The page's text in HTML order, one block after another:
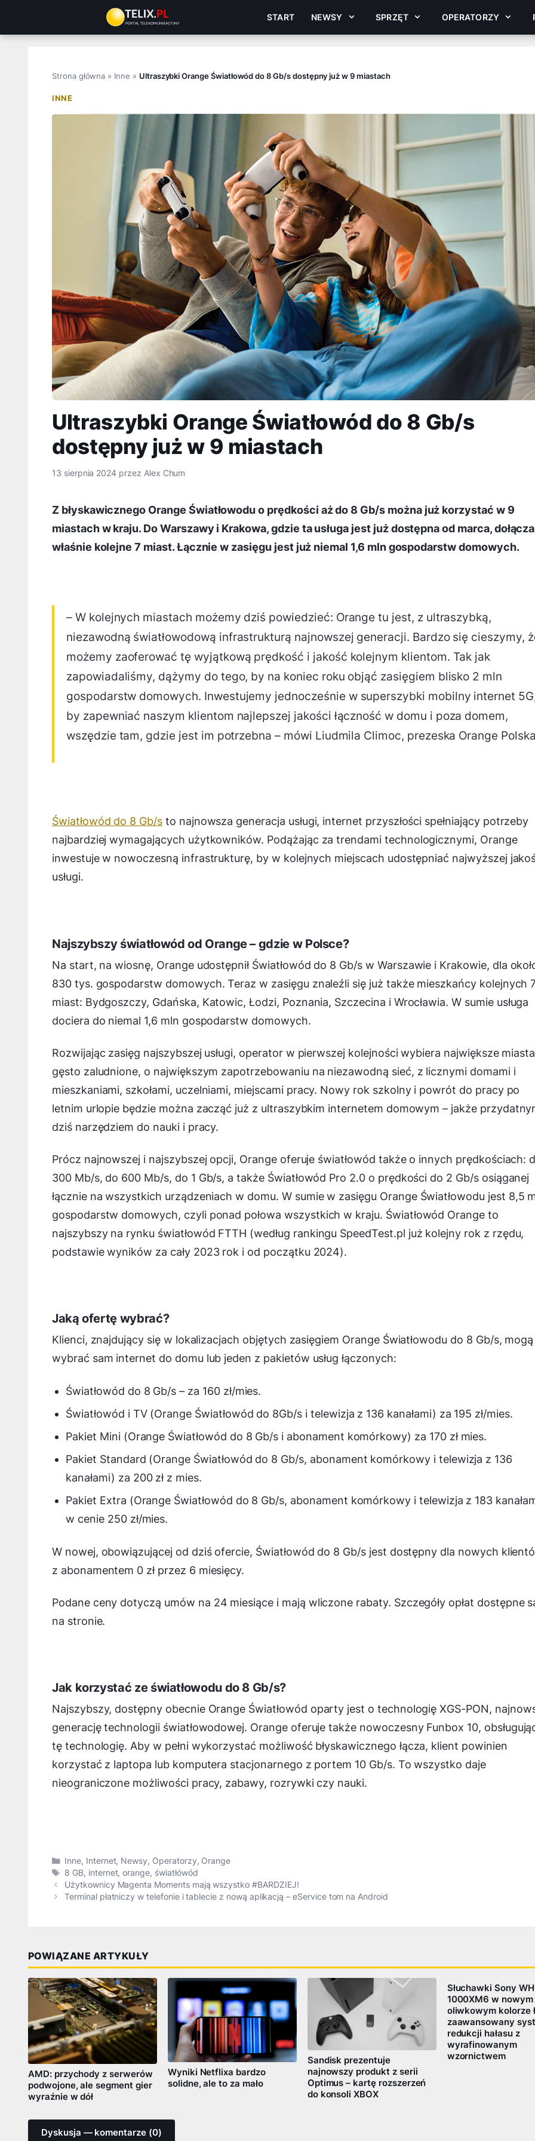
treści
START NEWSY SPRZĘT OPERATORZY
Strona główna » Inne » Ultraszybki Orange Światłowód do 8 Gb/s dostępny już w 9 miastach
INNE
Ultraszybki Orange Światłowód do 8 Gb/s
dostępny już w 9 miastach
13 sierpnia 2024 przez Alex Chum
Z błyskawicznego Orange Światłowodu o prędkości aż do 8 Gb/s można już korzystać w 9
miastach w kraju. Do Warszawy i Krakowa, gdzie ta usługa jest już dostępna od marca, dołącza
właśnie kolejne 7 miast. Łącznie w zasięgu jest już niemal 1,6 mln gospodarstw domowych.
– W kolejnych miastach możemy dziś powiedzieć: Orange tu jest, z ultraszybką,
niezawodną światłowodową infrastrukturą najnowszej generacji. Bardzo się cieszymy,
możemy zaoferować tę wyjątkową prędkość i jakość kolejnym klientom. Tak jak
zapowiadaliśmy, dążymy do tego, by na koniec roku objąć zasięgiem blisko 2 mln
gospodarstw domowych. Inwestujemy jednocześnie w superszybki mobilny internet
by zapewniać naszym klientom najlepszej jakości łączność w domu i poza domem,
wszędzie tam, gdzie jest im potrzebna – mówi Liudmila Climoc, prezeska Orange Polska
Światłowód do 8 Gb/sto najnowsza generacja usługi, internet przyszłości spełniający potrzeby
najbardziej wymagających użytkowników. Podążając za trendami technologicznymi, Orange
inwestuje w nowoczesną infrastrukturę, by w kolejnych miejscach udostępniać najwyższej
usługi.
Najszybszy światłowód od Orange – gdzie w Polsce?
Na start, na wiosnę, Orange udostępnił Światłowód do 8 Gb/s w Warszawie i Krakowie, dla
830 tys. gospodarstw domowych. Teraz w zasięgu znaleźli się już także mieszkańcy kolejnych
miast: Bydgoszczy, Gdańska, Katowic, Łodzi, Poznania, Szczecina i Wrocławia. W sumie usługa
dociera do niemal 1,6 mln gospodarstw domowych.
Rozwijając zasięg najszybszej usługi, operator w pierwszej kolejności wybiera największe
gęsto zaludnione, o największym zapotrzebowaniu na niezawodną sieć, z licznymi domami i
mieszkaniami, szkołami, uczelniami, miejscami pracy. Nowy rok szkolny i powrót do pracy po
letnim urlopie będzie można zacząć już z ultraszybkim internetem domowym – jakże
dziś narzędziem do nauki i pracy.
Prócz najnowszej i najszybszej opcji, Orange oferuje światłowód także o innych prędkościach:
300 Mb/s, do 600 Mb/s, do 1 Gb/s, a także Światłowód Pro 2.0 o prędkości do 2 Gb/s osiąganej
łącznie na wszystkich urządzeniach w domu. W sumie w zasięgu Orange Światłowodu jest 8,5
gospodarstw domowych, czyli ponad połowa wszystkich w kraju. Światłowód Orange to
najszybszy na rynku światłowód FTTH (według rankingu SpeedTest.pl już kolejny rok z rzędu,
podstawie wyników za cały 2023 rok i od początku 2024).
Jaką ofertę wybrać?
Klienci, znajdujący się w lokalizacjach objętych zasięgiem Orange Światłowodu do 8 Gb/s, mogą
wybrać sam internet do domu lub jeden z pakietów usług łączonych:
Światłowód do 8 Gb/s – za 160 zł/mies.
Światłowód i TV (Orange Światłowód do 8Gb/s i telewizja z 136 kanałami) za 195 zł/mies.
Pakiet Mini (Orange Światłowód do 8 Gb/s i abonament komórkowy) za 170 zł mies.
Pakiet Standard (Orange Światłowód do 8 Gb/s, abonament komórkowy i telewizja z 136
kanałami) za 200 zł z mies.
Pakiet Extra (Orange Światłowód do 8 Gb/s, abonament komórkowy i telewizja z 183
w cenie 250 zł/mies.
W nowej, obowiązującej od dziś ofercie, Światłowód do 8 Gb/s jest dostępny dla nowych
z abonamentem 0 zł przez 6 miesięcy.
Podane ceny dotyczą umów na 24 miesiące i mają wliczone rabaty. Szczegóły opłat dostępne
na stronie.
Jak korzystać ze światłowodu do 8 Gb/s?
Najszybszy, dostępny obecnie Orange Światłowód oparty jest o technologię XGS-PON,
generację technologii światłowodowej. Orange oferuje także nowoczesny Funbox 10,
tę technologię. Aby w pełni wykorzystać możliwość błyskawicznego łącza, klient powinien
korzystać z laptopa lub komputera stacjonarnego z portem 10 Gb/s. To wszystko daje
nieograniczone możliwości pracy, zabawy, rozrywki czy nauki.
Kategorie
Inne, Internet, Newsy, Operatorzy, Orange
Tagi
8 GB, internet,orange, światłówód
Użytkownicy Magenta Moments mają wszystko #BARDZIEJ!
Terminal płatniczy w telefonie i tablecie z nową aplikacją – eService tom na Android
POWIĄZANE ARTYKUŁY
AMD: przychody z serwerów
podwojone, ale segment gier
wyraźnie w dół
Wyniki Netflixa bardzo
solidne, ale to za mało
Sandisk prezentuje
najnowszy produkt z serii
Optimus – kartę rozszerzeń
do konsoli XBOX
Słuchawki Sony
1000XM6 w nowym
oliwkowym kolorze
zaawansowany
redukcji hałasu z
wyrafinowanym
wzornictwem
Dyskusja — komentarze (0)